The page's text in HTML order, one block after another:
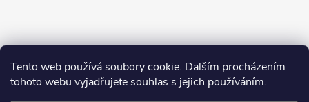
Tento web používá soubory cookie. Dalším procházením
tohoto webu vyjadřujete souhlas s jejich používáním.
Sledovat na Instagramu